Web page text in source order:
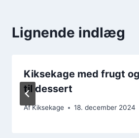
Lignende indlæg
Kiksekage med frugt
til dessert
AfKiksekage 18. december 2024